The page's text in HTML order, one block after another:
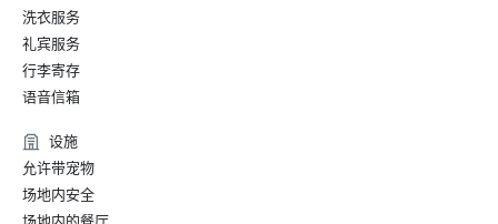
洗衣服务
礼宾服务
行李寄存
语音信箱
设施
允许带宠物
场地内安全